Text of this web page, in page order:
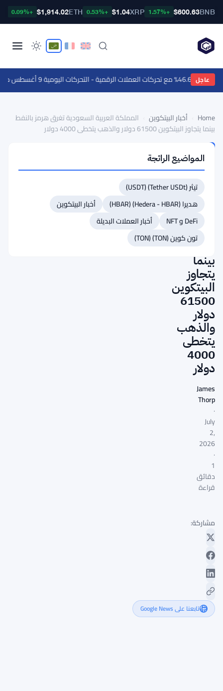
BNB
$600.63
+1.57%
XRP
$1.04
+0.53%
ETH
$1,914.02
+0.09%
عاجل
الرقمية - التحركات اليومية 9 أغسطس ·مجلس
Home أخبار البيتكوين
المملكة العربية السعودية تغرق هرمز بالنفط
بينما يتجاوز البيتكوين 61500 دولار والذهب يتخطى 4000 دولار
البيتكوين
المملكة
العربية
السعودية
تغرق
هرمز
بالنفط
بينما
يتجاوز
البيتكوين
61500
دولار
والذهب
يتخطى
4000
دولار
James
Thorp
·
July
2,
2026
·
1
دقائق
قراءة
مشاركة:
تابعنا على Google News
المواضيع الرائجة
تيثر (Tether USDt) (USDT)
هديرا (Hedera - HBAR) (HBAR)
أخبار البيتكوين
DeFi و NFT
أخبار العملات البديلة
تون كوين (TON) (TON)